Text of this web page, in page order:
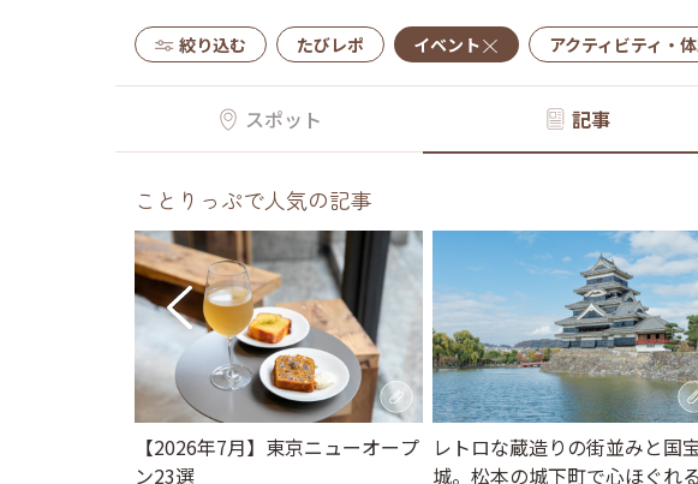
絞り込む たびレポ イベント アクティビティ・
スポット 記事
ことりっぷで人気の記事
【2026年7月】東京ニューオープ
ン23選
レトロな蔵造りの街並みと国
城。松本の城下町で心ほぐれ